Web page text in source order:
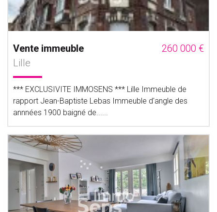
Vente immeuble
260 000 €
Lille
*** EXCLUSIVITE IMMOSENS *** Lille Immeuble de
rapport Jean-Baptiste Lebas Immeuble d'angle des
annnées 1900 baigné de......